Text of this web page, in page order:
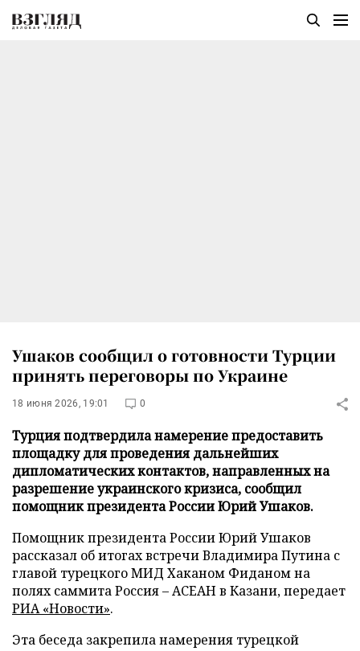
Ушаков сообщил о готовности Турции
принять переговоры по Украине
18 июня 2026, 19:01 0
Турция подтвердила намерение предоставить
площадку для проведения дальнейших
дипломатических контактов, направленных на
разрешение украинского кризиса, сообщил
помощник президента России Юрий Ушаков.
Помощник президента России Юрий Ушаков
рассказал об итогах встречи Владимира Путина с
главой турецкого МИД Хаканом Фиданом на
полях саммита Россия – АСЕАН в Казани, передает
РИА «Новости».
Эта беседа закрепила намерения турецкой